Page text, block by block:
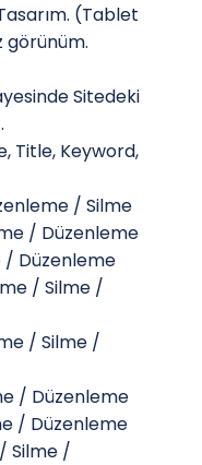
(Tablet
görünüm.
Sitedeki
Title, Keyword,
/ Silme
/ Düzenleme
/ Düzenleme
/ Silme /
/ Silme /
/ Düzenleme
/ Düzenleme
/ Silme /